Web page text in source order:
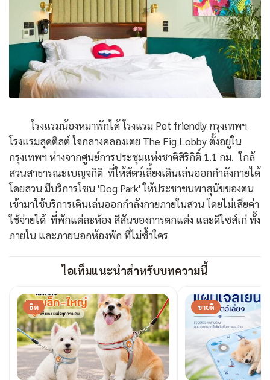
โรงแรมน้องหมาพักได้ โรงแรม Pet friendly กรุงเทพฯ
โรงแรมสุดติสต์ ใจกลางคลองเตย The Fig Lobby ตั้งอยู่ใน
กรุงเทพฯ ห่างจากศูนย์การประชุมแห่งชาติสิริกิติ์ 1.1 กม. ใกล้
สวนสาธารณะเบญจกิติ ที่ให้สัตว์เลี้ยงเดินเล่นออกกำลังกายได้
โดยสวน มีบริการโซน 'Dog Park' ให้ประชาชนพาสุนัขของตน
เข้ามาใช้บริการเดินเล่นออกกำลังกายภายในสวน โดยไม่เสียค่า
ใช้จ่ายได้ ที่พักแต่ละห้อง สีสันของการตกแต่ง และดีไซส์เก๋ ทั้ง
ภายใน และภายนอกห้องพัก ที่ไม่ซ้ำใคร
ไอเท็มแนะนำสำหรับบทความนี้
ฮิต ขายดี